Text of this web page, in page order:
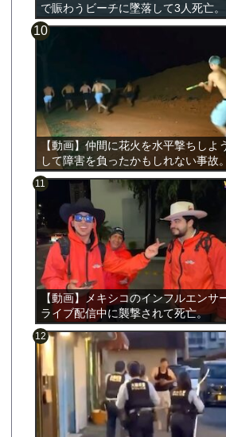
で賑わうビーチに墜落して3人死亡。
【動画】仲間に花火を水平撃ちしよ
して障害を負ったかもしれない事故。
【動画】メキシコのインフルエンサ
ライブ配信中に襲撃されて死亡。